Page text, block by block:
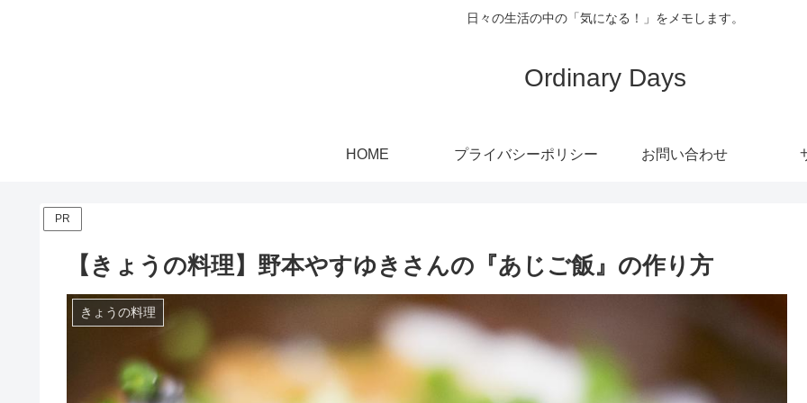
日々の生活の中の「気になる！」をメモします。
Ordinary Days
HOME プライバシーポリシー お問い合わせ
PR
【きょうの料理】野本やすゆきさんの『あじご飯』の作り方
きょうの料理